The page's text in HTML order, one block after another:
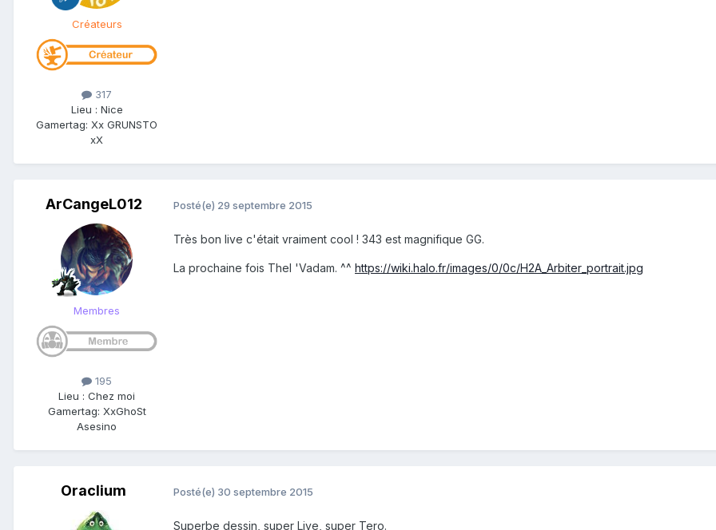
Créateurs
317
Lieu : Nice
Gamertag: Xx GRUNSTO
xX
ArCangeL012
Membres
195
Lieu : Chez moi
Gamertag: XxGhoSt
Asesino
Posté(e) 29 septembre 2015
Très bon live c'était vraiment cool ! 343 est magnifique GG.
La prochaine fois Thel 'Vadam. ^^ https://wiki.halo.fr/images/0/0c/H2A_Arbiter_portrait.jpg
Oraclium Posté(e) 30 septembre 2015
Superbe dessin, super Live, super Tero.